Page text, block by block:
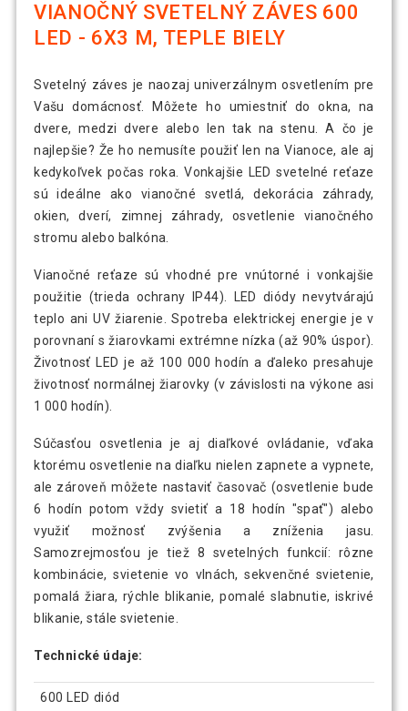
VIANOČNÝ SVETELNÝ ZÁVES 600
LED - 6X3 M, TEPLE BIELY
Svetelný záves je naozaj univerzálnym osvetlením pre
Vašu domácnosť. Môžete ho umiestniť do okna, na
dvere, medzi dvere alebo len tak na stenu. A čo je
najlepšie? Že ho nemusíte použiť len na Vianoce, ale aj
kedykoľvek počas roka. Vonkajšie LED svetelné reťaze
sú ideálne ako vianočné svetlá, dekorácia záhrady,
okien, dverí, zimnej záhrady, osvetlenie vianočného
stromu alebo balkóna.
Vianočné reťaze sú vhodné pre vnútorné i vonkajšie
použitie (trieda ochrany IP44). LED diódy nevytvárajú
teplo ani UV žiarenie. Spotreba elektrickej energie je v
porovnaní s žiarovkami extrémne nízka (až 90% úspor).
Životnosť LED je až 100 000 hodín a ďaleko presahuje
životnosť normálnej žiarovky (v závislosti na výkone asi
1 000 hodín).
Súčasťou osvetlenia je aj diaľkové ovládanie, vďaka
ktorému osvetlenie na diaľku nielen zapnete a vypnete,
ale zároveň môžete nastaviť časovač (osvetlenie bude
6 hodín potom vždy svietiť a 18 hodín "spať") alebo
využiť možnosť zvýšenia a zníženia jasu.
Samozrejmosťou je tiež 8 svetelných funkcií: rôzne
kombinácie, svietenie vo vlnách, sekvenčné svietenie,
pomalá žiara, rýchle blikanie, pomalé slabnutie, iskrivé
blikanie, stále svietenie.
Technické údaje:
600 LED diód